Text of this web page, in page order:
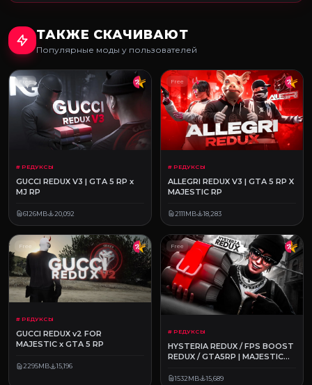
ТАКЖЕ СКАЧИВАЮТ
Популярные моды у пользователей
Free
# РЕДУКСЫ
GUCCI REDUX V3 | GTA 5 RP x
MJ RP
6126MB 20,092
Free
# РЕДУКСЫ
ALLEGRI REDUX V3 | GTA 5 RP X
MAJESTIC RP
2111MB 18,283
Free
# РЕДУКСЫ
GUCCI REDUX v2 FOR
MAJESTIC x GTA 5 RP
2295MB 15,196
Free
# РЕДУКСЫ
HYSTERIA REDUX / FPS BOOST
REDUX / GTA5RP | MAJESTIC
1532MB 15,689